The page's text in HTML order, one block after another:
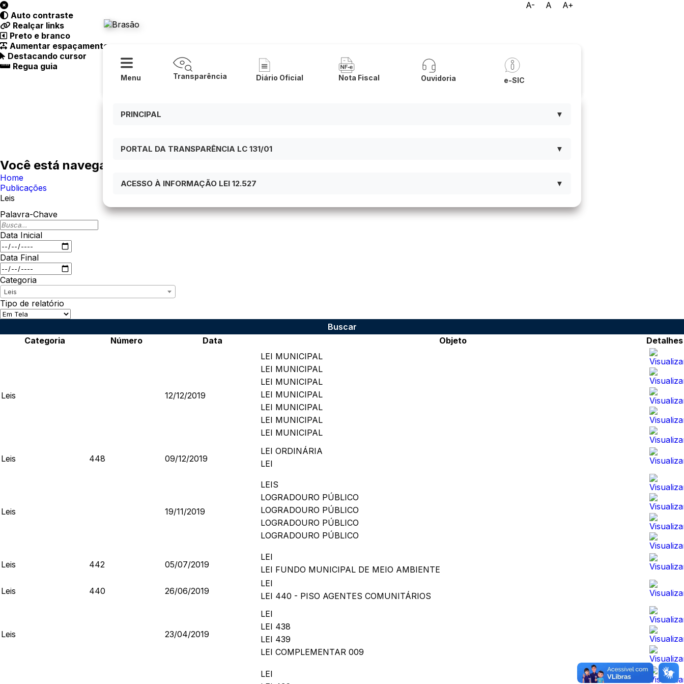
A- A
A+
Menu Transparência Diário Oficial Nota Fiscal Ouvidoria e-SIC
PRINCIPAL ▼
PORTAL DA TRANSPARÊNCIA LC 131/01 ▼
ACESSO À INFORMAÇÃO LEI 12.527 ▼
Auto contraste
Realçar links
Preto e branco
Aumentar espaçamento
Destacando cursor
Regua guia
Você está navegando em:
Home
Publicações
Leis
Palavra-Chave
Data Inicial
Data Final
Categoria
Leis
Tipo de relatório
Categoria Número Data Objeto Detalhes
Leis 12/12/2019
LEI MUNICIPAL
LEI MUNICIPAL
LEI MUNICIPAL
LEI MUNICIPAL
LEI MUNICIPAL
LEI MUNICIPAL
LEI MUNICIPAL
Leis 448 09/12/2019
LEI ORDINÁRIA
LEI
Leis 19/11/2019
LEIS
LOGRADOURO PÚBLICO
LOGRADOURO PÚBLICO
LOGRADOURO PÚBLICO
LOGRADOURO PÚBLICO
Leis 442 05/07/2019
LEI
LEI FUNDO MUNICIPAL DE MEIO AMBIENTE
Leis 440 26/06/2019
LEI
LEI 440 - PISO AGENTES COMUNITÁRIOS
Leis 23/04/2019
LEI
LEI 438
LEI 439
LEI COMPLEMENTAR 009
LEI